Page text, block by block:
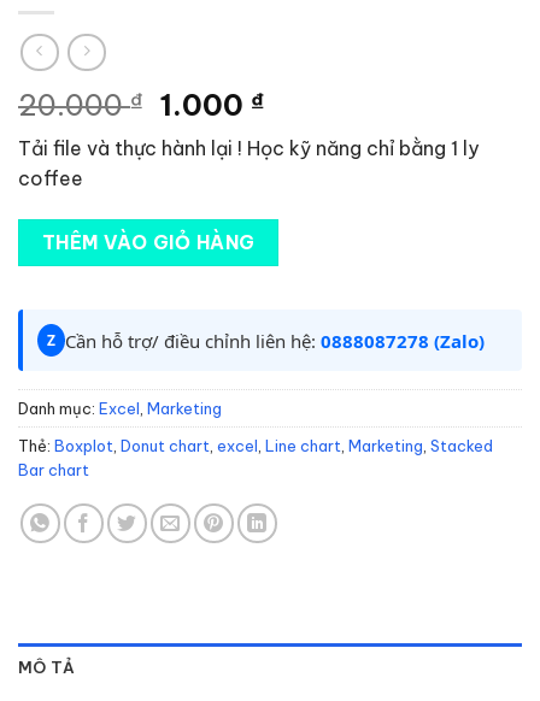
20.000₫
Giá
gốc
là:
1.000 ₫Giá
hiện
tại
1.000 ₫.
Tải file và thực hành lại ! Học kỹ năng chỉ bằng 1 ly
coffee
THÊM VÀO GIỎ HÀNG
Z Cần hỗ trợ/ điều chỉnh liên hệ: 0888087278 (Zalo)
Danh mục: Excel, Marketing
Thẻ: Boxplot, Donut chart, excel, Line chart, Marketing, Stacked
Bar chart
MÔ TẢ